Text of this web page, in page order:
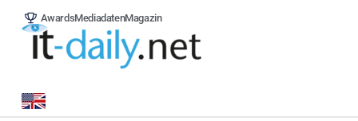
AwardsMediadatenMagazin